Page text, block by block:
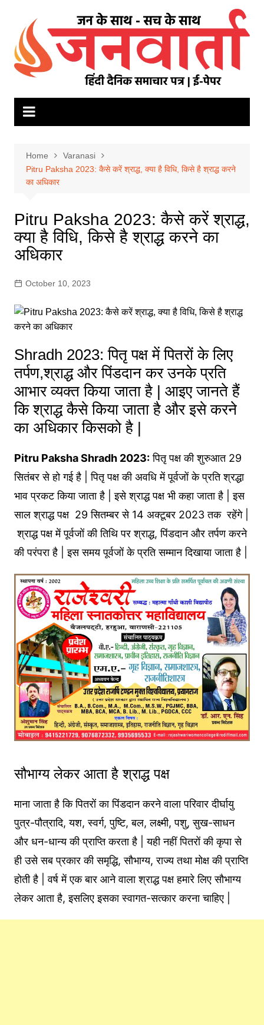
content
Home
Varanasi
Pitru Paksha 2023: कैसे करें श्राद्ध, क्या है विधि, किसे है श्राद्ध करने
का अधिकार
Pitru Paksha 2023: कैसे करें श्राद्ध,
क्या है विधि, किसे है श्राद्ध करने का
अधिकार
October 10, 2023
Shradh 2023: पितृ पक्ष में पितरों के लिए
तर्पण,श्राद्ध और पिंडदान कर उनके प्रति
आभार व्यक्त किया जाता है | आइए जानते हैं
कि श्राद्ध कैसे किया जाता है और इसे करने
का अधिकार किसको है |
Pitru Paksha Shradh 2023:पितृ पक्ष की शुरुआत 29
सितंबर से हो गई है | पितृ पक्ष की अवधि में पूर्वजों के प्रति श्रद्धा
भाव प्रकट किया जाता है | इसे श्राद्ध पक्ष भी कहा जाता है | इस
साल श्राद्ध पक्ष 29 सितम्बर से 14 अक्टूबर 2023 तक रहेंगे |
श्राद्ध पक्ष में पूर्वजों की तिथि पर श्राद्ध, पिंडदान और तर्पण करने
की परंपरा है | इस समय पूर्वजों के प्रति सम्मान दिखाया जाता है |
सौभाग्य लेकर आता है श्राद्ध पक्ष
माना जाता है कि पितरों का पिंडदान करने वाला परिवार दीर्घायु
पुत्र-पौत्रादि, यश, स्वर्ग, पुष्टि, बल, लक्ष्मी, पशु, सुख-साधन
और धन-धान्य की प्राप्ति करता है | यही नहीं पितरों की कृपा से
ही उसे सब प्रकार की समृद्धि, सौभाग्य, राज्य तथा मोक्ष की प्राप्ति
होती है | वर्ष में एक बार आने वाला श्राद्ध पक्ष हमारे लिए सौभाग्य
लेकर आता है, इसलिए इसका स्वागत-सत्कार करना चाहिए |